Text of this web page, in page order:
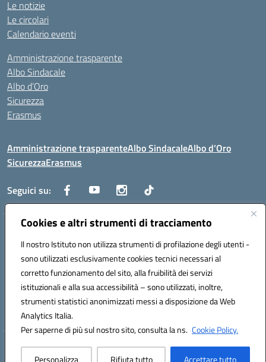
Cookies e altri strumenti di tracciamento
Il nostro Istituto non utilizza strumenti di profilazione degli utenti -
sono utilizzati esclusivamente cookies tecnici necessari al
corretto funzionamento del sito, alla fruibilità dei servizi
istituzionali e alla sua accessibilità – sono utilizzati, inoltre,
strumenti statistici anonimizzati messi a disposizione da Web
Analytics Italia.
Per saperne di più sul nostro sito, consulta la ns. Cookie Policy.
Personalizza Rifiuta tutto Accettare tutto
Le notizie
Le circolari
Calendario eventi
Amministrazione trasparente
Albo Sindacale
Albo d’Oro
Sicurezza
Erasmus
Amministrazione trasparenteAlbo SindacaleAlbo d’Oro
SicurezzaErasmus
Seguici su:
Centralino:0885.426034 Email:FGTD02000P@istruzione.it
Posta elettronica certificata (PEC):fgtd02000p@pec.istruzione.it
Codice fiscale: 81002930717
Codice meccanografico:FGTD02000P
Codice unico di fatturazione (CUF): UFUN7Y
Hosting & Powered by 3D Solution S.r.l.